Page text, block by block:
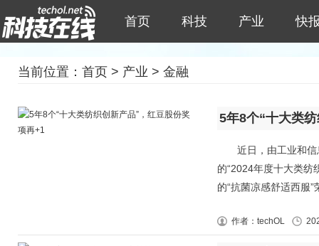
首页 科技 产业 快
当前位置： 首页 > 产业 > 金融
5年8个“十大类
近日，由工业和信
的“2024年度十大类纺
的“抗菌凉感舒适西服
作者：techOL